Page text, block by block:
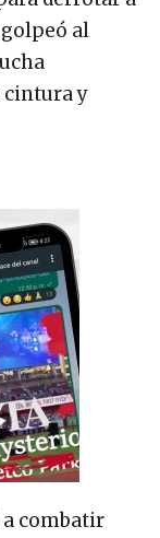
al
cintura y
a combatir